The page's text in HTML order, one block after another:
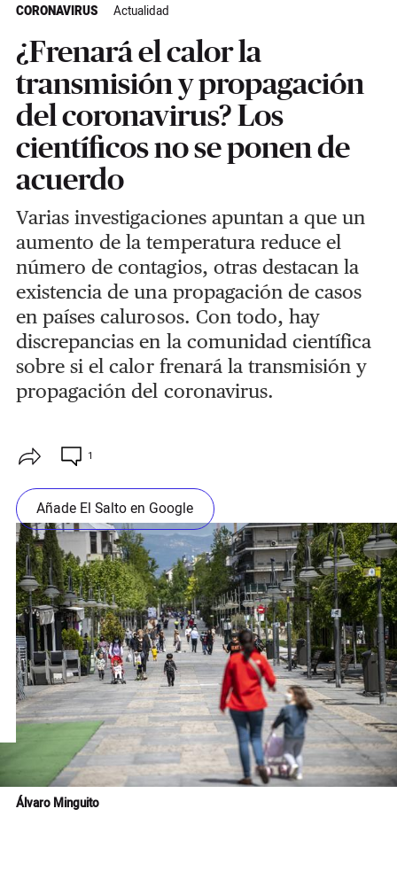
CORONAVIRUS Actualidad
¿Frenará el calor la
transmisión y propagación
del coronavirus? Los
científicos no se ponen de
acuerdo
Varias investigaciones apuntan a que un
aumento de la temperatura reduce el
número de contagios, otras destacan la
existencia de una propagación de casos
en países calurosos. Con todo, hay
discrepancias en la comunidad científica
sobre si el calor frenará la transmisión y
propagación del coronavirus.
1
Añade El Salto en Google
Álvaro Minguito